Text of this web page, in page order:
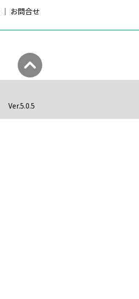
お問合せ
Ver.5.0.5